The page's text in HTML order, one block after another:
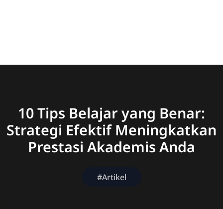
10 Tips Belajar yang Benar:
Strategi Efektif Meningkatkan
Prestasi Akademis Anda
#Artikel